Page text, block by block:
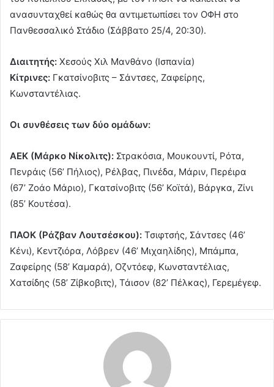
ανασυνταχθεί καθώς θα αντιμετωπίσει τον ΟΦΗ στο
Πανθεσσαλικό Στάδιο (Σάββατο 25/4, 20:30).
Διαιτητής: Χεσούς Χιλ Μανθάνο (Ισπανία)
Κίτρινες: Γκατσίνοβιτς – Σάντσες, Ζαφείρης,
Κωνσταντέλιας.
Οι συνθέσεις των δύο ομάδων:
ΑΕΚ (Μάρκο Νίκολιτς): Στρακόσια, Μουκουντί, Ρότα,
Πενράις (56’ Πήλιος), Ρέλβας, Πινέδα, Μάριν, Περέιρα
(67’ Ζοάο Μάριο), Γκατσίνοβιτς (56’ Κοϊτά), Βάργκα, Ζίνι
(85’ Κουτέσα).
ΠΑΟΚ (Ράζβαν Λουτσέσκου): Τσιφτσής, Σάντσες (46’
Κένι), Κεντζιόρα, Λόβρεν (46’ Μιχαηλίδης), Μπάμπα,
Ζαφείρης (58’ Καμαρά), Οζντόεφ, Κωνσταντέλιας,
Χατσίδης (58’ Ζίβκοβιτς), Τάισον (82’ Πέλκας), Γερεμέγεφ.